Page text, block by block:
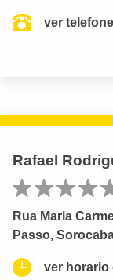
ver telefone
Rafael
Rua Maria
Passo,
ver horario